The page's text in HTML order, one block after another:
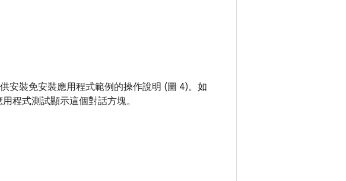
安裝免安裝應用程式範例的操作說明 (圖 4)。如
程式測試顯示這個對話方塊。